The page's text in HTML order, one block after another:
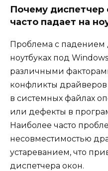
Почему диспетчер
часто падает на
Проблема с падением
ноутбуках под
различными
конфликты
в системных файлах
или дефекты в
Наиболее часто
несовместимостью
устареванием, что
диспетчера окон.